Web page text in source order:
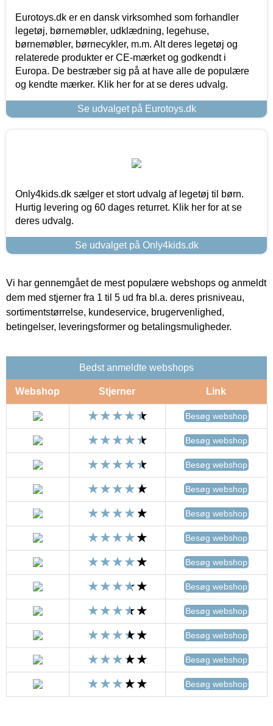
Eurotoys.dk er en dansk virksomhed som forhandler
legetøj, børnemøbler, udklædning, legehuse,
børnemøbler, børnecykler, m.m. Alt deres legetøj og
relaterede produkter er CE-mærket og godkendt i
Europa. De bestræber sig på at have alle de populære
og kendte mærker. Klik her for at se deres udvalg.
Se udvalget på Eurotoys.dk
Only4kids.dk sælger et stort udvalg af legetøj til børn.
Hurtig levering og 60 dages returret. Klik her for at se
deres udvalg.
Se udvalget på Only4kids.dk
Vi har gennemgået de mest populære webshops og anmeldt
dem med stjerner fra 1 til 5 ud fra bl.a. deres prisniveau,
sortimentstørrelse, kundeservice, brugervenlighed,
betingelser, leveringsformer og betalingsmuligheder.
Bedst anmeldte webshops
Webshop Stjerner Link
Besøg webshop
Besøg webshop
Besøg webshop
Besøg webshop
Besøg webshop
Besøg webshop
Besøg webshop
Besøg webshop
Besøg webshop
Besøg webshop
Besøg webshop
Besøg webshop